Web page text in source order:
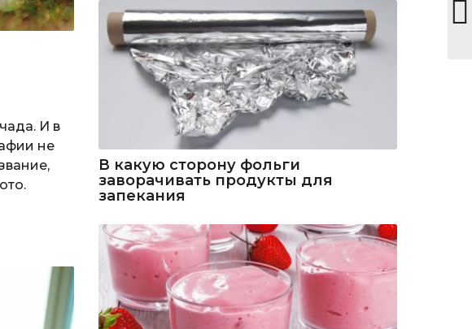
И в
не
В какую сторону фольги
заворачивать продукты для
запекания